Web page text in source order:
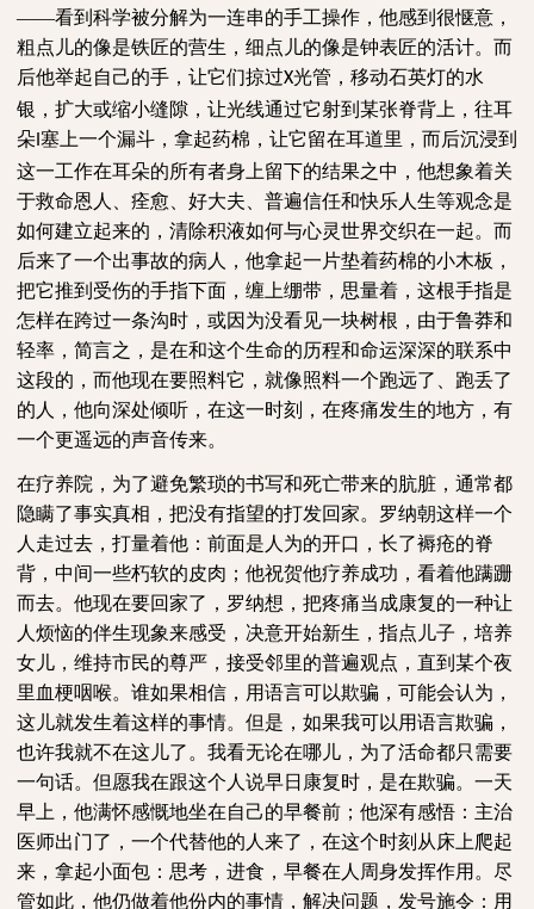
——看到科学被分解为一连串的手工操作，他感到很惬意，
粗点儿的像是铁匠的营生，细点儿的像是钟表匠的活计。而
后他举起自己的手，让它们掠过X光管，移动石英灯的水
银，扩大或缩小缝隙，让光线通过它射到某张脊背上，往耳
朵 塞上一个漏斗，拿起药棉，让它留在耳道里，而后沉浸到
这一工作在耳朵的所有者身上留下的结果之中，他想象着关
于救命恩人、痊愈、好大夫、普遍信任和快乐人生等观念是
如何建立起来的，清除积液如何与心灵世界交织在一起。而
后来了一个出事故的病人，他拿起一片垫着药棉的小木板，
把它推到受伤的手指下面，缠上绷带，思量着，这根手指是
怎样在跨过一条沟时，或因为没看见一块树根，由于鲁莽和
轻率，简言之，是在和这个生命的历程和命运深深的联系中
这段的，而他现在要照料它，就像照料一个跑远了、跑丢了
的人，他向深处倾听，在这一时刻，在疼痛发生的地方，有
一个更遥远的声音传来。
在疗养院，为了避免繁琐的书写和死亡带来的肮脏，通常都
隐瞒了事实真相，把没有指望的打发回家。罗纳朝这样一个
人走过去，打量着他：前面是人为的开口，长了褥疮的脊
背，中间一些朽软的皮肉；他祝贺他疗养成功，看着他蹒跚
而去。他现在要回家了，罗纳想，把疼痛当成康复的一种让
人烦恼的伴生现象来感受，决意开始新生，指点儿子，培养
女儿，维持市民的尊严，接受邻里的普遍观点，直到某个夜
里血梗咽喉。谁如果相信，用语言可以欺骗，可能会认为，
这儿就发生着这样的事情。但是，如果我可以用语言欺骗，
也许我就不在这儿了。我看无论在哪儿，为了活命都只需要
一句话。但愿我在跟这个人说早日康复时，是在欺骗。一天
早上，他满怀感慨地坐在自己的早餐前；他深有感悟：主治
医师出门了，一个代替他的人来了，在这个时刻从床上爬起
来，拿起小面包：思考，进食，早餐在人周身发挥作用。尽
管如此，他仍做着他份内的事情，解决问题，发号施令：用